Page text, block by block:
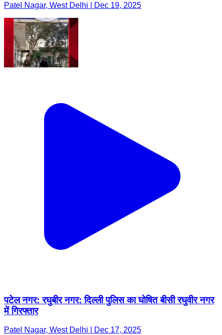
Patel Nagar, West Delhi | Dec 19, 2025
पटेल नगर: रघुबीर नगर: दिल्ली पुलिस का घोषित बीसी रघुवीर नगर
में गिरफ्तार
Patel Nagar, West Delhi | Dec 17, 2025